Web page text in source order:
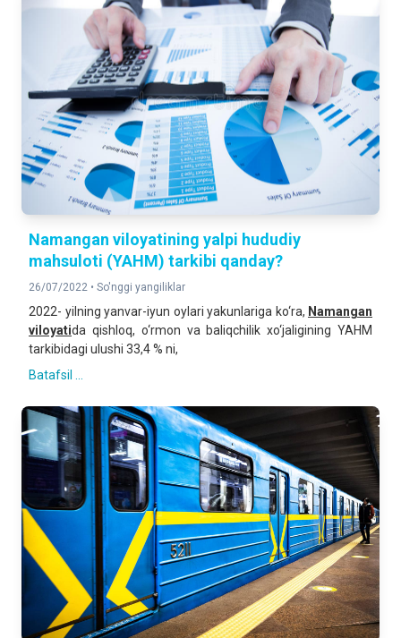
Namangan viloyatining yalpi hududiy
mahsuloti (YAHM) tarkibi qanday?
26/07/2022 • So'nggi yangiliklar
2022- yilning yanvar-iyun oylari yakunlariga ko‘ra, Namangan
viloyatida qishloq, o‘rmon va baliqchilik xo‘jaligining YAHM
tarkibidagi ulushi 33,4 % ni,
Batafsil ...